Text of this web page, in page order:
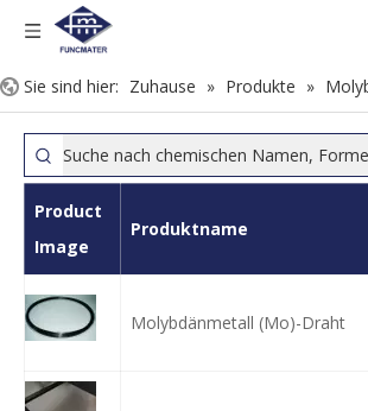
Sie sind hier: Zuhause » Produkte »
Product
Image
Produktname
Molybdänmetall (Mo)-Draht